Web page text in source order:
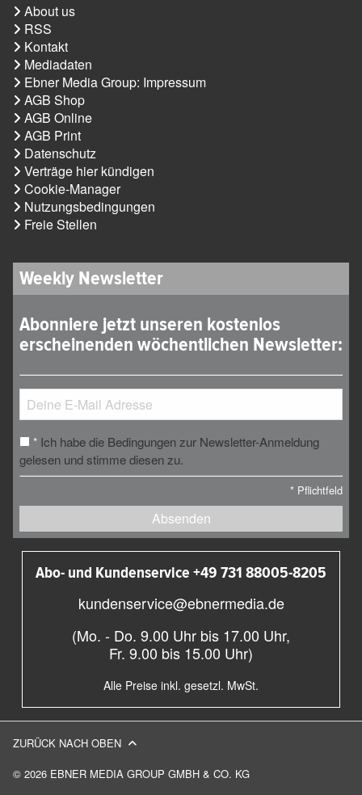
About us
RSS
Kontakt
Mediadaten
Ebner Media Group: Impressum
AGB Shop
AGB Online
AGB Print
Datenschutz
Verträge hier kündigen
Cookie-Manager
Nutzungsbedingungen
Freie Stellen
Weekly Newsletter
Abonniere jetzt unseren kostenlos
erscheinenden wöchentlichen Newsletter:
* Ich habe die Bedingungen zur Newsletter-Anmeldung
gelesen und stimme diesen zu.
* Pflichtfeld
Absenden
Abo- und Kundenservice +49 731 88005-8205
kundenservice@ebnermedia.de
(Mo. - Do. 9.00 Uhr bis 17.00 Uhr,
Fr. 9.00 bis 15.00 Uhr)
Alle Preise inkl. gesetzl. MwSt.
© 2026 EBNER MEDIA GROUP GMBH & CO. KG
ZURÜCK NACH OBEN